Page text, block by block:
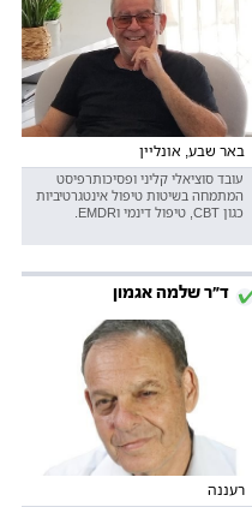
באר שבע, אונליין
עובד סוציאלי קליני ופסיכותרפיסט
המתמחה בשיטות טיפול אינטגרטיביות
כגון CBT, טיפול דינמי וEMDR.
ד"ר שלמה אגמון
רעננה